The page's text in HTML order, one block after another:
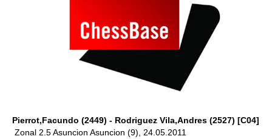
Pierrot,Facundo (2449) - Rodriguez Vila,Andres (2527) [C04]
Zonal 2.5 Asuncion Asuncion (9), 24.05.2011